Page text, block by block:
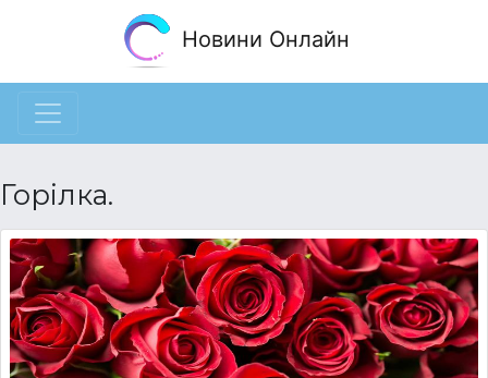
Новини Онлайн
Горілка.